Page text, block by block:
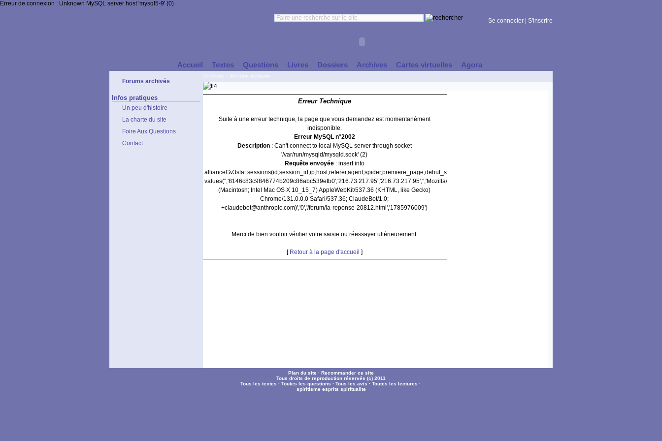
Erreur de connexion : Unknown MySQL server host 'mysql5-9' (0)
Se connecter S'inscrire
Accueil Textes Questions Livres Dossiers Archives Cartes virtuelles Agora
Forums archivés
Infos pratiques
Un peu d'histoire
La charte du site
Foire Aux Questions
Contact
Erreur Technique
Suite à une erreur technique, la page que vous demandez est momentanément
indisponible.
Erreur MySQL n°2002
Description: Can't connect to local MySQL server through socket
'/var/run/mysqld/mysqld.sock' (2)
Requête envoyée: insert into
allianceGv3stat.sessions(id,session_id,ip,host,referer,agent,spider,premiere_page,debut_session)
values('','8146c83c9846774b209c86abc539efb0','216.73.217.95','216.73.217.95','','Mozilla/5.0
(Macintosh; Intel Mac OS X 10_15_7) AppleWebKit/537.36 (KHTML, like Gecko)
Chrome/131.0.0.0 Safari/537.36; ClaudeBot/1.0;
+claudebot@anthropic.com)','0','/forum/la-reponse-20812.html','1785976009')
Merci de bien vouloir vérifier votre saisie ou réessayer ultérieurement.
[ Retour à la page d'accueil ]
Plan du site · Recommander ce site
Tous droits de reproduction réservés (c) 2011
Tous les textes · Toutes les questions · Tous les avis · Toutes les lectures ·
spiritisme esprits spiritualite